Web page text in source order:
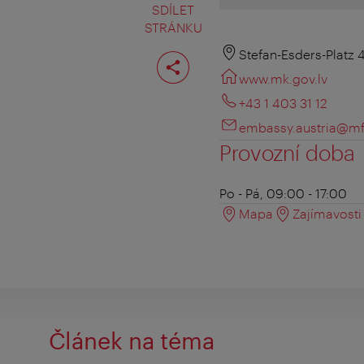
SDÍLET
STRÁNKU
Rozdělit
stranu
Stefan-Esders-Platz
www.mk.gov.lv
+43 1 403 31 12
Provozní doba
Po - Pá, 09:00 - 17:00
Mapa
Článek na téma